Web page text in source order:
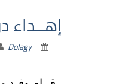
إهــداء
Dolagy